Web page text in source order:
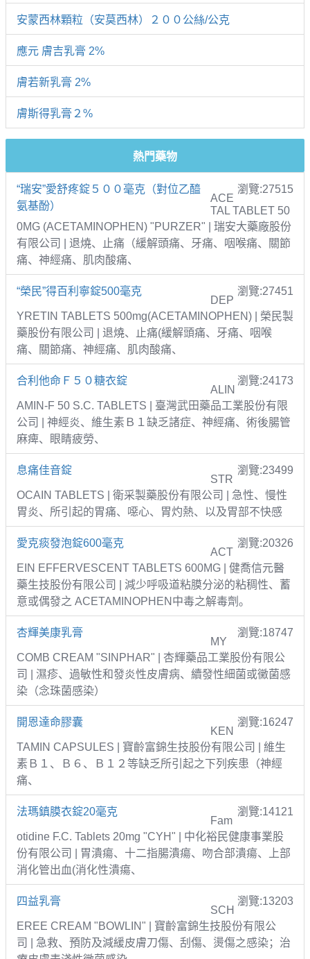
安蒙西林顆粒（安莫西林）２００公絲/公克
應元 膚吉乳膏 2%
膚若新乳膏 2%
膚斯得乳膏２%
熱門藥物
“瑞安”愛舒疼錠５００毫克（對位乙醯
氨基酚）
瀏覽:27515
ACE
TAL TABLET 50
0MG (ACETAMINOPHEN) "PURZER" | 瑞安大藥廠股份
有限公司 | 退燒、止痛（緩解頭痛、牙痛、咽喉痛、關節
痛、神經痛、肌肉酸痛、
“榮民”得百利寧錠500毫克 瀏覽:27451
DEP
YRETIN TABLETS 500mg(ACETAMINOPHEN) | 榮民製
藥股份有限公司 | 退燒、止痛(緩解頭痛、牙痛、咽喉
痛、關節痛、神經痛、肌肉酸痛、
合利他命Ｆ５０糖衣錠 瀏覽:24173
ALIN
AMIN-F 50 S.C. TABLETS | 臺灣武田藥品工業股份有限
公司 | 神經炎、維生素Ｂ１缺乏諸症、神經痛、術後腸管
麻痺、眼睛疲勞、
息痛佳音錠 瀏覽:23499
STR
OCAIN TABLETS | 衛采製藥股份有限公司 | 急性、慢性
胃炎、所引起的胃痛、噁心、胃灼熱、以及胃部不快感
愛克痰發泡錠600毫克 瀏覽:20326
ACT
EIN EFFERVESCENT TABLETS 600MG | 健喬信元醫
藥生技股份有限公司 | 減少呼吸道粘膜分泌的粘稠性、蓄
意或偶發之 ACETAMINOPHEN中毒之解毒劑。
杏輝美康乳膏 瀏覽:18747
MY
COMB CREAM "SINPHAR" | 杏輝藥品工業股份有限公
司 | 濕疹、過敏性和發炎性皮膚病、續發性細菌或黴菌感
染（念珠菌感染）
開恩達命膠囊 瀏覽:16247
KEN
TAMIN CAPSULES | 寶齡富錦生技股份有限公司 | 維生
素Ｂ１、Ｂ６、Ｂ１２等缺乏所引起之下列疾患（神經
痛、
法瑪鎮膜衣錠20毫克 瀏覽:14121
Fam
otidine F.C. Tablets 20mg "CYH" | 中化裕民健康事業股
份有限公司 | 胃潰瘍、十二指腸潰瘍、吻合部潰瘍、上部
消化管出血(消化性潰瘍、
四益乳膏 瀏覽:13203
SCH
EREE CREAM "BOWLIN" | 寶齡富錦生技股份有限公
司 | 急救、預防及減緩皮膚刀傷、刮傷、燙傷之感染；治